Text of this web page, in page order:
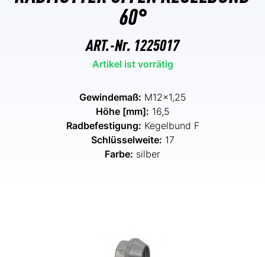
60°
ART.-Nr. 1225017
Artikel ist vorrätig
Gewindemaß: M12x1,25
Höhe [mm]: 16,5
Radbefestigung: Kegelbund F
Schlüsselweite: 17
Farbe: silber